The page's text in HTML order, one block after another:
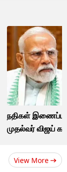
நதிகள் இணைப்புத்
முதல்வர் விஜய்
View More